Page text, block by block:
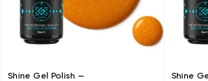
Shine Gel Polish —
Shine